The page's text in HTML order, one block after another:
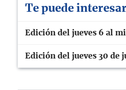
Te puede
Edición del jueves 6 al
Edición del jueves 30 de